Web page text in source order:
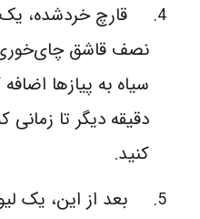
قارچ خردشده،
نصف قاشق
دقیقه دیگر تا
کنید.
بعد از این، یک